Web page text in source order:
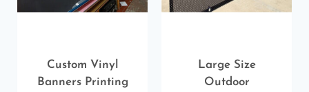
Custom Vinyl
Banners Printing
Large Size
Outdoor